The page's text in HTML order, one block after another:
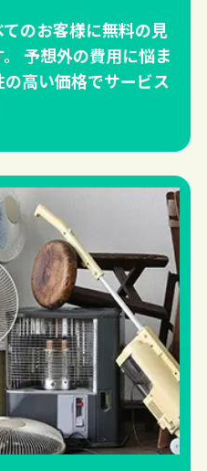
のお客様に無料の見
予想外の費用に悩ま
高い価格でサービス